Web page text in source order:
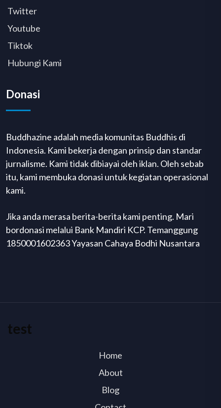
Twitter
Youtube
Tiktok
Hubungi Kami
Donasi
Buddhazine adalah media komunitas Buddhis di
Indonesia. Kami bekerja dengan prinsip dan standar
jurnalisme. Kami tidak dibiayai oleh iklan. Oleh sebab
itu, kami membuka donasi untuk kegiatan operasional
kami.
Jika anda merasa berita-berita kami penting. Mari
bordonasi melalui Bank Mandiri KCP. Temanggung
1850001602363 Yayasan Cahaya Bodhi Nusantara
test
Home
About
Blog